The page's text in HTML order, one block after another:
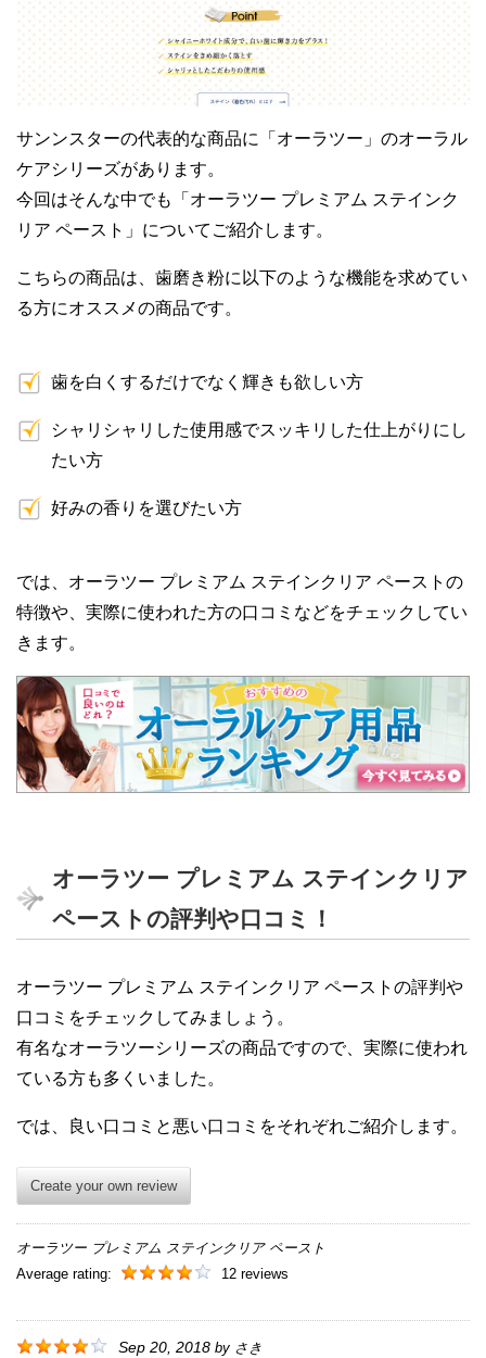
サンンスターの代表的な商品に「オーラツー」のオーラル
ケアシリーズがあります。
今回はそんな中でも「オーラツー プレミアム ステインク
リア ペースト」についてご紹介します。
こちらの商品は、歯磨き粉に以下のような機能を求めてい
る方にオススメの商品です。
歯を白くするだけでなく輝きも欲しい方
シャリシャリした使用感でスッキリした仕上がりにし
たい方
好みの香りを選びたい方
では、オーラツー プレミアム ステインクリア ペーストの
特徴や、実際に使われた方の口コミなどをチェックしてい
きます。
オーラツー プレミアム ステインクリア
ペーストの評判や口コミ！
オーラツー プレミアム ステインクリア ペーストの評判や
口コミをチェックしてみましょう。
有名なオーラツーシリーズの商品ですので、実際に使われ
ている方も多くいました。
では、良い口コミと悪い口コミをそれぞれご紹介します。
Create your own review
オーラツー プレミアム ステインクリア ペースト
Average rating:
12 reviews
Sep 20, 2018 by さき